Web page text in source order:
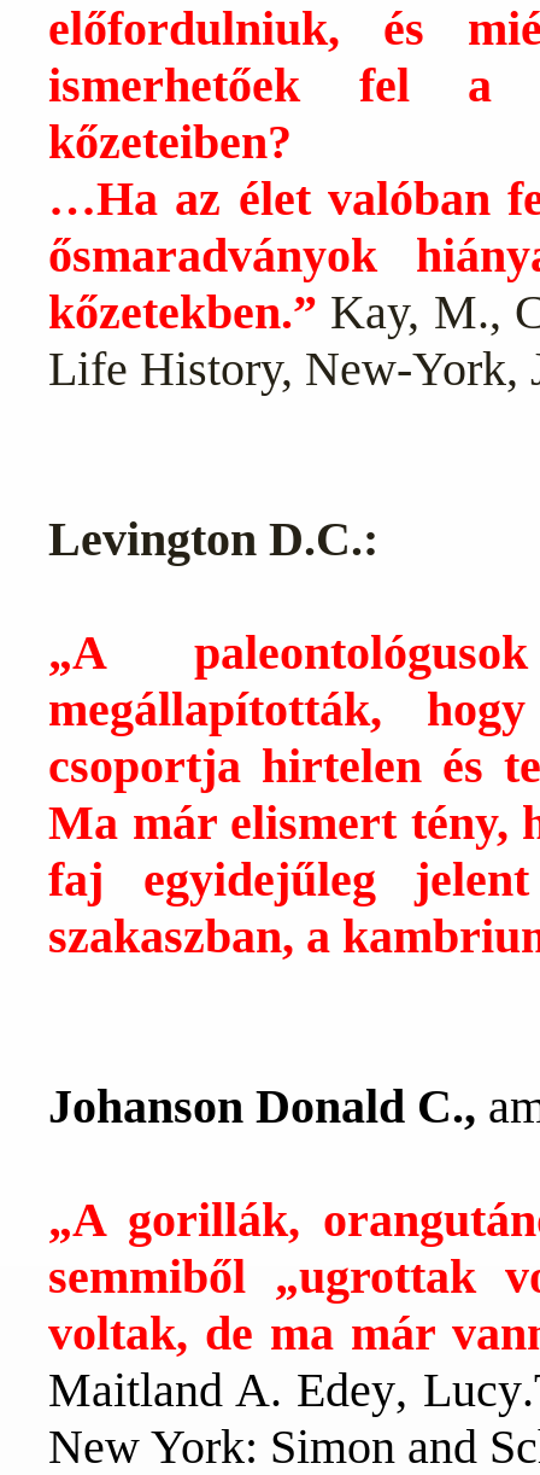
előfordulniuk, és
ismerhetőek fel a
kőzeteiben?
…Ha az élet valóban
ősmaradványok
kőzetekben.” Kay, M.,
Life History, New-York,
Levington D.C.:
„A
megállapították,
csoportja hirtelen és
Ma már elismert tény,
faj egyidejűleg
szakaszban, a
Johanson Donald С.,
„A gorillák,
semmiből „ugrottak
voltak, de ma már
Maitland A. Edey, Lucy.
New York: Simon and